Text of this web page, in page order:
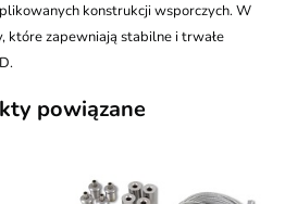
konstrukcji wsporczych. W
które zapewniają stabilne i trwałe
powiązane